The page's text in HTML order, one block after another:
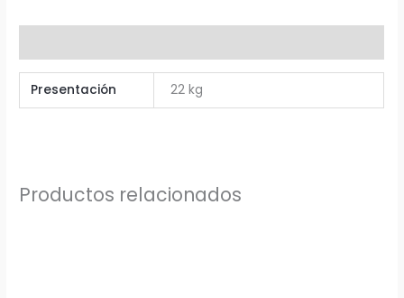
Presentación 22 kg
Productos relacionados